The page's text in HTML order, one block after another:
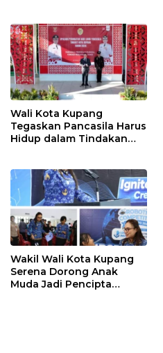
Wali Kota Kupang
Tegaskan Pancasila Harus
Hidup dalam Tindakan
Wakil Wali Kota Kupang
Serena Dorong Anak
Muda Jadi Pencipta